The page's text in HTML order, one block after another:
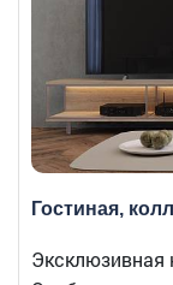
Гостиная,
Эксклюзивная